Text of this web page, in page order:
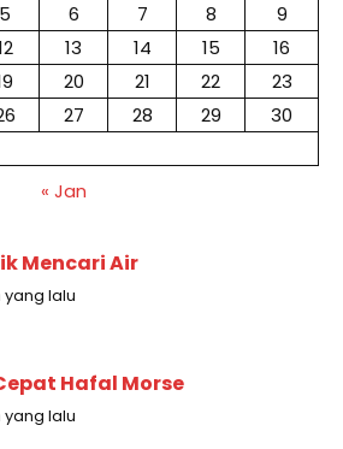
5 6 7 8
9
13 14 15
16
20 21 22
23
27 28 29
30
« Jan
Mencari Air
yang lalu
Hafal Morse
yang lalu